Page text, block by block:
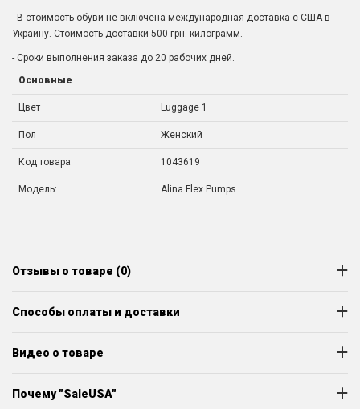
- В стоимость обуви не включена международная доставка с США в
Украину. Стоимость доставки 500 грн. килограмм.
- Сроки выполнения заказа до 20 рабочих дней.
Основные
Цвет Luggage 1
Пол Женский
Код товара 1043619
Модель: Alina Flex Pumps
Отзывы о товаре (0)
Способы оплаты и доставки
Видео о товаре
Почему "SaleUSA"